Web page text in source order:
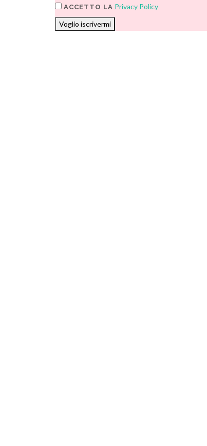
ACCETTO LA Privacy Policy
Voglio iscrivermi